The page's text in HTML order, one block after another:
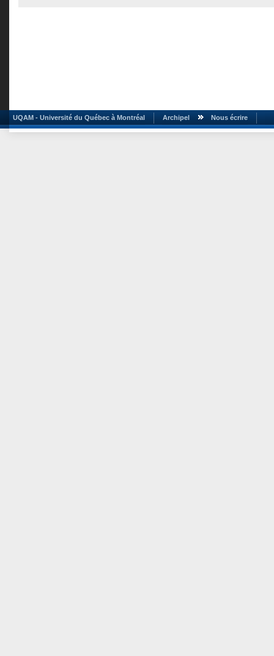
UQAM - Université du Québec à Montréal Archipel Nous écrire